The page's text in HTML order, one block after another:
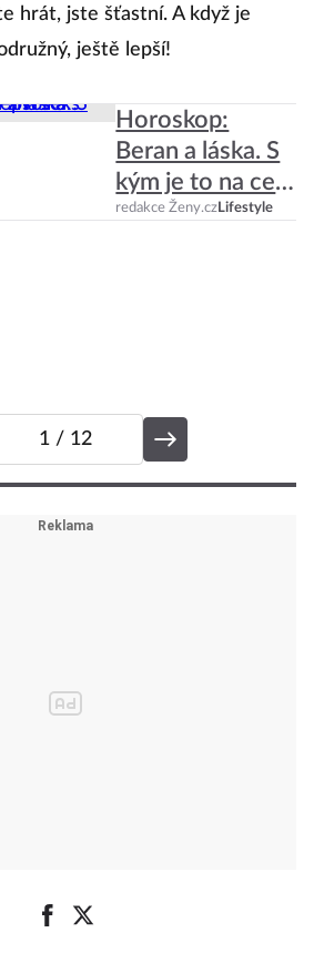
hrát, jste šťastní. A když je
ještě lepší!
Horoskop:
Beran a láska. S
kým je to na celý
život a s kým ho
redakce Ženy.czLifestyle
1 / 12